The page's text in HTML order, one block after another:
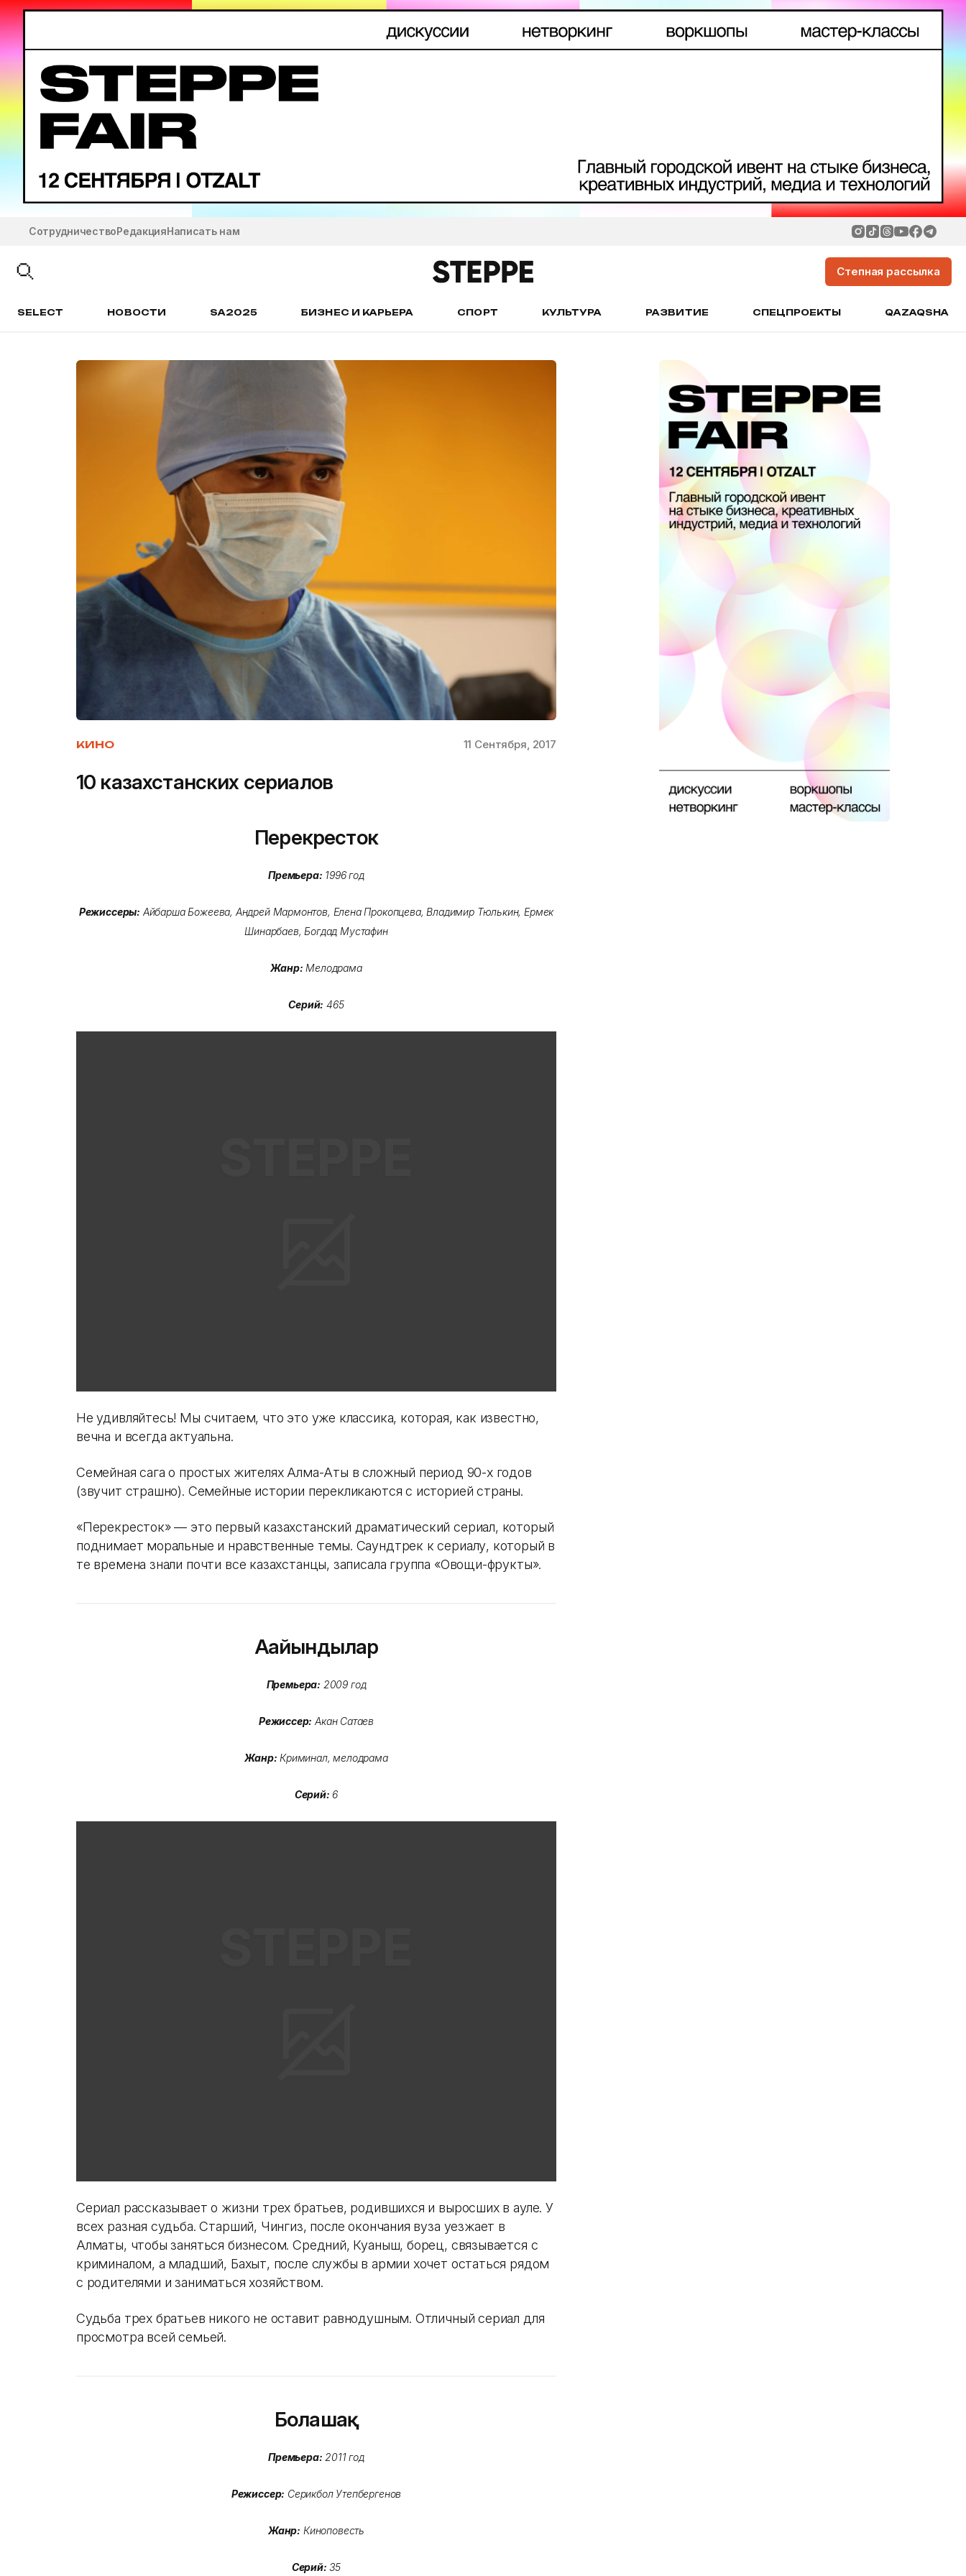
СотрудничествоРедакцияНаписать нам
Степная рассылка
SELECT НОВОСТИ SA2025 БИЗНЕС И КАРЬЕРА СПОРТ КУЛЬТУРА РАЗВИТИЕ СПЕЦПРОЕКТЫ QAZAQSHA
КИНО 11 Сентября, 2017
10 казахстанских сериалов
Перекресток
Премьера: 1996 год
Режиссеры: Айбарша Божеева, Андрей Мармонтов, Елена Прокопцева, Владимир Тюлькин, Ермек
Шинарбаев, Богдад Мустафин
Жанр: Мелодрама
Серий: 465
Не удивляйтесь! Мы считаем, что это уже классика, которая, как известно,
вечна и всегда актуальна.
Семейная сага о простых жителях Алма-Аты в сложный период 90-х годов
(звучит страшно). Семейные истории перекликаются с историей страны.
«Перекресток» — это первый казахстанский драматический сериал, который
поднимает моральные и нравственные темы. Саундтрек к сериалу, который в
те времена знали почти все казахстанцы, записала группа «Овощи-фрукты».
Ағайындылар
Премьера: 2009 год
Режиссер: Акан Сатаев
Жанр: Криминал, мелодрама
Серий: 6
Сериал рассказывает о жизни трех братьев, родившихся и выросших в ауле. У
всех разная судьба. Старший, Чингиз, после окончания вуза уезжает в
Алматы, чтобы заняться бизнесом. Средний, Куаныш, борец, связывается с
криминалом, а младший, Бахыт, после службы в армии хочет остаться рядом
с родителями и заниматься хозяйством.
Судьба трех братьев никого не оставит равнодушным. Отличный сериал для
просмотра всей семьей.
Болашақ
Премьера: 2011 год
Режиссер: Серикбол Утепбергенов
Жанр: Киноповесть
Серий: 35